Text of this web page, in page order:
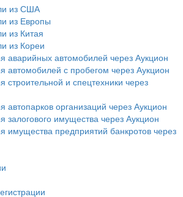
из США
из Европы
из Китая
из Кореи
аварийных автомобилей через Аукцион
автомобилей с пробегом через Аукцион
строительной и спецтехники через
автопарков организаций через Аукцион
залогового имущества через Аукцион
имущества предприятий банкротов через